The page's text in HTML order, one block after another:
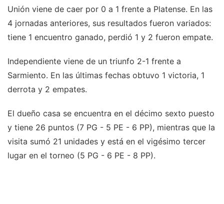
Unión viene de caer por 0 a 1 frente a Platense. En las
4 jornadas anteriores, sus resultados fueron variados:
tiene 1 encuentro ganado, perdió 1 y 2 fueron empate.
Independiente viene de un triunfo 2-1 frente a
Sarmiento. En las últimas fechas obtuvo 1 victoria, 1
derrota y 2 empates.
El dueño casa se encuentra en el décimo sexto puesto
y tiene 26 puntos (7 PG - 5 PE - 6 PP), mientras que la
visita sumó 21 unidades y está en el vigésimo tercer
lugar en el torneo (5 PG - 6 PE - 8 PP).